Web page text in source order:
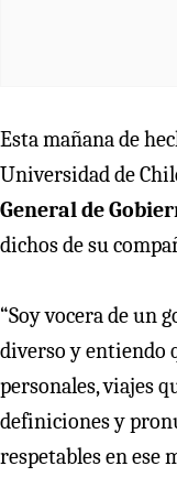
Esta mañana de
Universidad de
General de
dichos de su
“Soy vocera de un
diverso y entiendo
personales, viajes
definiciones y
respetables en ese